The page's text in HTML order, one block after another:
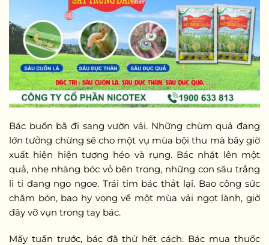
Bác buồn bã đi sang vườn vải. Những chùm quả đang
lớn tưởng chừng sẽ cho một vụ mùa bội thu mà bây giờ
xuất hiện hiện tượng héo và rụng. Bác nhặt lên một
quả, nhẹ nhàng bóc vỏ bên trong, những con sâu trắng
li ti đang ngo ngoe. Trái tim bác thắt lại. Bao công sức
chăm bón, bao hy vọng về một mùa vải ngọt lành, giờ
đây vỡ vụn trong tay bác.
Mấy tuần trước, bác đã thử hết cách. Bác mua thuốc